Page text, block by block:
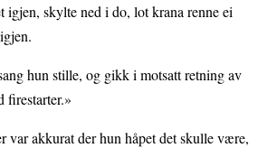
igjen, skylte ned i do, lot krana renne ei
hun stille, og gikk i motsatt retning av
firestarter.»
var akkurat der hun håpet det skulle være,